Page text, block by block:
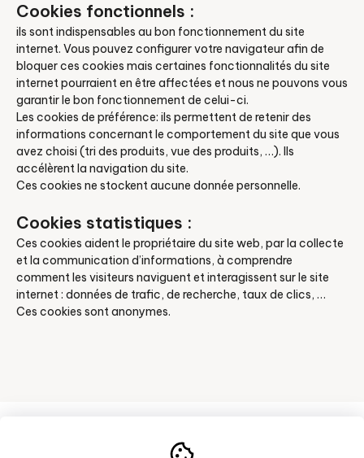
Cookies fonctionnels :
ils sont indispensables au bon fonctionnement du site
internet. Vous pouvez configurer votre navigateur afin de
bloquer ces cookies mais certaines fonctionnalités du site
internet pourraient en être affectées et nous ne pouvons vous
garantir le bon fonctionnement de celui-ci.
Les cookies de préférence: ils permettent de retenir des
informations concernant le comportement du site que vous
avez choisi (tri des produits, vue des produits, …). Ils
accélèrent la navigation du site.
Ces cookies ne stockent aucune donnée personnelle.
Cookies statistiques :
Ces cookies aident le propriétaire du site web, par la collecte
et la communication d’informations, à comprendre
comment les visiteurs naviguent et interagissent sur le site
internet : données de trafic, de recherche, taux de clics, …
Ces cookies sont anonymes.